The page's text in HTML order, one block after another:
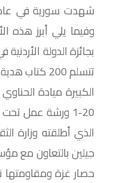
الكبيرة ميادة
20-1 ورشة عمل